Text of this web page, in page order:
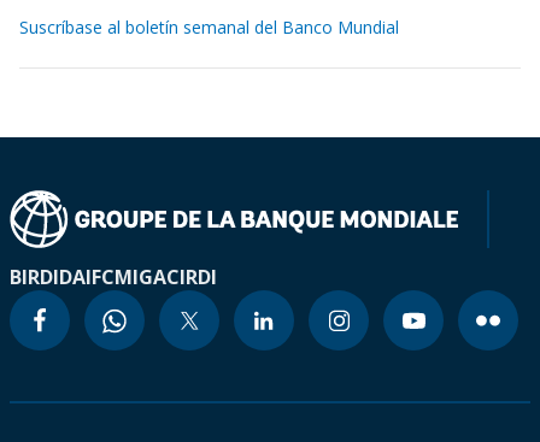
Suscríbase al boletín semanal del Banco Mundial
BIRDIDAIFCMIGACIRDI